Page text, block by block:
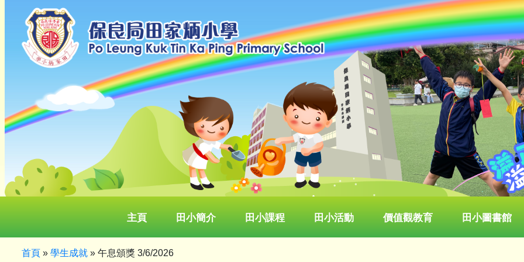
主頁 田小簡介 田小課程 田小活動 價值觀教育 田小圖書館
首頁 » 學生成就 » 午息頒獎 3/6/2026